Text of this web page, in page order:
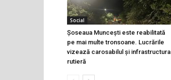
Social
Șoseaua Muncești este reabilitată
pe mai multe tronsoane. Lucrările
vizează carosabilul și infrastructura
rutieră